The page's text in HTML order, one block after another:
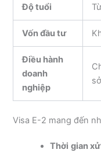
Độ tuổi
Vốn đầu tư
Điều hành
doanh
nghiệp
Visa E-2 mang đến
Thời gian